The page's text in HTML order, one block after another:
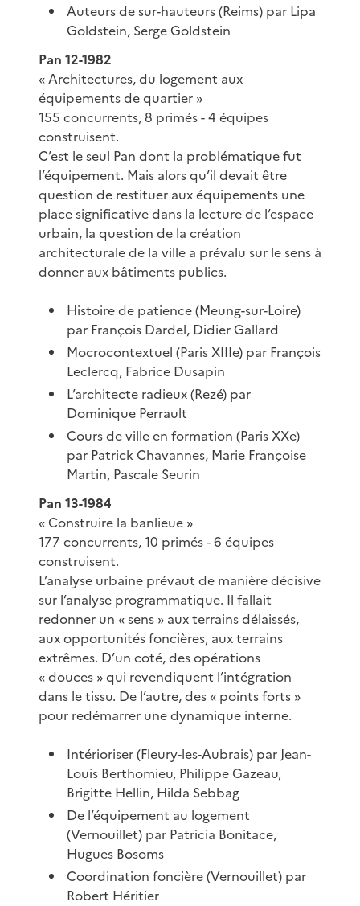
Auteurs de sur-hauteurs (Reims) par Lipa
Goldstein, Serge Goldstein
Pan 12-1982
« Architectures, du logement aux
équipements de quartier »
155 concurrents, 8 primés - 4 équipes
construisent.
C’est le seul Pan dont la problématique fut
l’équipement. Mais alors qu’il devait être
question de restituer aux équipements une
place significative dans la lecture de l’espace
urbain, la question de la création
architecturale de la ville a prévalu sur le sens à
donner aux bâtiments publics.
Histoire de patience (Meung-sur-Loire)
par François Dardel, Didier Gallard
Mocrocontextuel (Paris XIIIe) par François
Leclercq, Fabrice Dusapin
L’architecte radieux (Rezé) par
Dominique Perrault
Cours de ville en formation (Paris XXe)
par Patrick Chavannes, Marie Françoise
Martin, Pascale Seurin
Pan 13-1984
« Construire la banlieue »
177 concurrents, 10 primés - 6 équipes
construisent.
L’analyse urbaine prévaut de manière décisive
sur l’analyse programmatique. Il fallait
redonner un « sens » aux terrains délaissés,
aux opportunités foncières, aux terrains
extrêmes. D’un coté, des opérations
« douces » qui revendiquent l’intégration
dans le tissu. De l’autre, des « points forts »
pour redémarrer une dynamique interne.
Intérioriser (Fleury-les-Aubrais) par Jean-
Louis Berthomieu, Philippe Gazeau,
Brigitte Hellin, Hilda Sebbag
De l’équipement au logement
(Vernouillet) par Patricia Bonitace,
Hugues Bosoms
Coordination foncière (Vernouillet) par
Robert Héritier